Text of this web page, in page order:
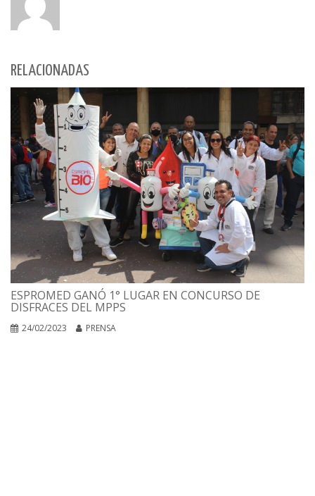
RELACIONADAS
ESPROMED GANÓ 1° LUGAR EN CONCURSO DE
DISFRACES DEL MPPS
24/02/2023 PRENSA